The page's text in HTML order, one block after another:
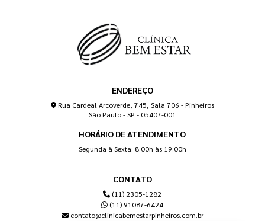
ENDEREÇO
Rua Cardeal Arcoverde, 745, Sala 706 - Pinheiros
São Paulo - SP - 05407-001
HORÁRIO DE ATENDIMENTO
Segunda à Sexta: 8:00h às 19:00h
CONTATO
(11) 2305-1282
(11) 91087-6424
contato@clinicabemestarpinheiros.com.br